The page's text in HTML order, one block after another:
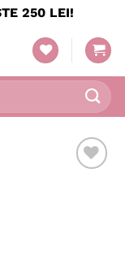
250 LEI!